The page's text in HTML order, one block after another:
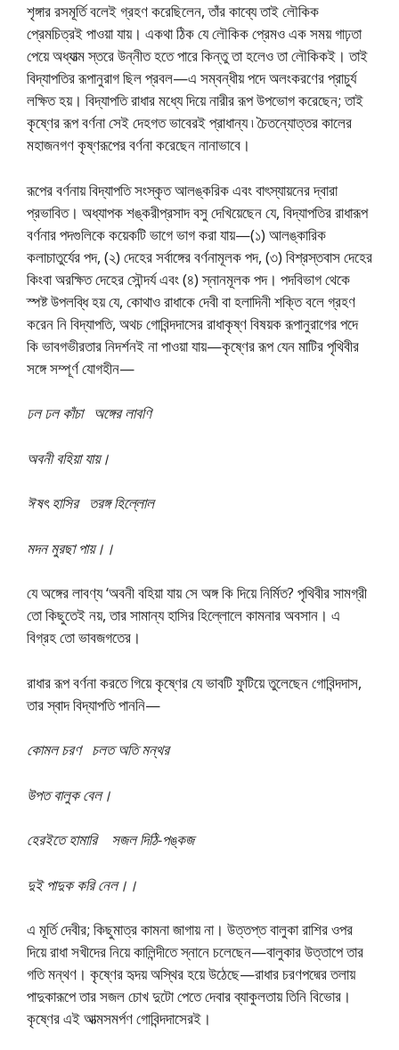
শৃঙ্গার রসমূর্তি বলেই গ্রহণ করেছিলেন, তাঁর কাব্যে তাই লৌকিক
প্রেমচিত্রই পাওয়া যায়। একথা ঠিক যে লৌকিক প্রেমও এক সময় গাঢ়তা
পেয়ে অধ্যাত্ম স্তরে উন্নীত হতে পারে কিন্তু তা হলেও তা লৌকিকই। তাই
বিদ্যাপতির রূপানুরাগ ছিল প্রবল—এ সম্বন্ধীয় পদে অলংকরণের প্রাচুর্য
লক্ষিত হয়। বিদ্যাপতি রাধার মধ্যে দিয়ে নারীর রূপ উপভোগ করেছেন; তাই
কৃষ্ণের রূপ বর্ণনা সেই দেহগত ভাবেরই প্রাধান্য ৷ চৈতন্যোত্তর কালের
মহাজনগণ কৃষ্ণরূপের বর্ণনা করেছেন নানাভাবে।
রূপের বর্ণনায় বিদ্যাপতি সংস্কৃত আলঙ্করিক এবং বাৎস্যায়নের দ্বারা
প্রভাবিত। অধ্যাপক শঙ্করীপ্রসাদ বসু দেখিয়েছেন যে, বিদ্যাপতির রাধারূপ
বর্ণনার পদগুলিকে কয়েকটি ভাগে ভাগ করা যায়—(১) আলঙ্কারিক
কলাচাতুর্যের পদ, (২) দেহের সর্বাঙ্গের বর্ণনামূলক পদ, (৩) বিশ্রস্তবাস দেহের
কিংবা অরক্ষিত দেহের সৌন্দর্য এবং (৪) স্নানমূলক পদ। পদবিভাগ থেকে
স্পষ্ট উপলব্ধি হয় যে, কোথাও রাধাকে দেবী বা হলাদিনী শক্তি বলে গ্রহণ
করেন নি বিদ্যাপতি, অথচ গোবিন্দদাসের রাধাকৃষ্ণ বিষয়ক রূপানুরাগের পদে
কি ভাবগভীরতার নিদর্শনই না পাওয়া যায়—কৃষ্ণের রূপ যেন মাটির পৃথিবীর
সঙ্গে সম্পূর্ণ যোগহীন—
ঢল ঢল কাঁচা অঙ্গের লাবণি
অবনী বহিয়া যায়।
ঈষৎ হাসির তরঙ্গ হিল্লোল
মদন মুরছা পায়।।
যে অঙ্গের লাবণ্য ‘অবনী বহিয়া যায় সে অঙ্গ কি দিয়ে নির্মিত? পৃথিবীর সামগ্রী
তো কিছুতেই নয়, তার সামান্য হাসির হিল্লোলে কামনার অবসান। এ
বিগ্রহ তো ভাবজগতের।
রাধার রূপ বর্ণনা করতে গিয়ে কৃষ্ণের যে ভাবটি ফুটিয়ে তুলেছেন গোবিন্দদাস,
তার স্বাদ বিদ্যাপতি পাননি—
কোমল চরণ চলত অতি মন্থর
উপত বালুক বেল।
হেরইতে হামারি সজল দিঠি-পঙ্কজ
দুই পাদুক করি নেল।।
এ মূর্তি দেবীর; কিছুমাত্র কামনা জাগায় না। উত্তপ্ত বালুকা রাশির ওপর
দিয়ে রাধা সখীদের নিয়ে কালিন্দীতে স্নানে চলেছেন—বালুকার উত্তাপে তার
গতি মন্থণ। কৃষ্ণের হৃদয় অস্থির হয়ে উঠেছে—রাধার চরণপদ্মের তলায়
পাদুকারূপে তার সজল চোখ দুটো পেতে দেবার ব্যাকুলতায় তিনি বিভোর।
কৃষ্ণের এই আত্মসমর্পণ গোবিন্দদাসেরই।